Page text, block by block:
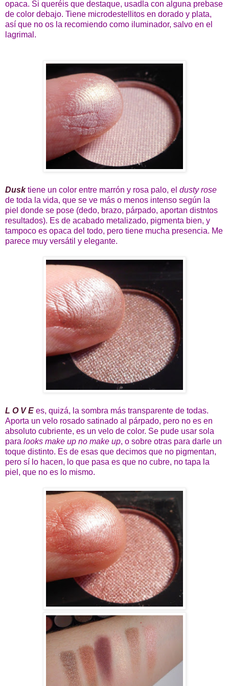
opaca. Si queréis que destaque, usadla con alguna prebase
de color debajo. Tiene microdestellitos en dorado y plata,
así que no os la recomiendo como iluminador, salvo en el
lagrimal.
Dusktiene un color entre marrón y rosa palo, el dusty rose
de toda la vida, que se ve más o menos intenso según la
piel donde se pose (dedo, brazo, párpado, aportan distntos
resultados). Es de acabado metalizado, pigmenta bien, y
tampoco es opaca del todo, pero tiene mucha presencia. Me
parece muy versátil y elegante.
L O V E es, quizá, la sombra más transparente de todas.
Aporta un velo rosado satinado al párpado, pero no es en
absoluto cubriente, es un velo de color. Se pude usar sola
para looks make up no make up, o sobre otras para darle un
toque distinto. Es de esas que decimos que no pigmentan,
pero sí lo hacen, lo que pasa es que no cubre, no tapa la
piel, que no es lo mismo.